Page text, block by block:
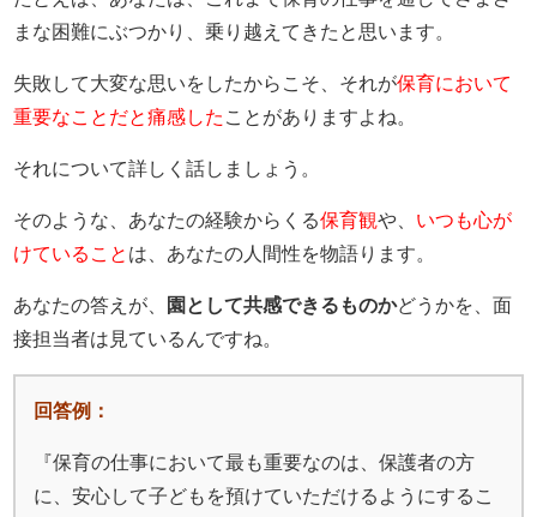
まな困難にぶつかり、乗り越えてきたと思います。
失敗して大変な思いをしたからこそ、それが保育において
重要なことだと痛感した ことがありますよね。
それについて詳しく話しましょう。
そのような、あなたの経験からくる保育観や、 いつも心が
けていること は、あなたの人間性を物語ります。
あなたの答えが、 園として共感できるものかどうかを、面
接担当者は見ているんですね。
回答例：
『保育の仕事において最も重要なのは、保護者の方
に、安心して子どもを預けていただけるようにするこ